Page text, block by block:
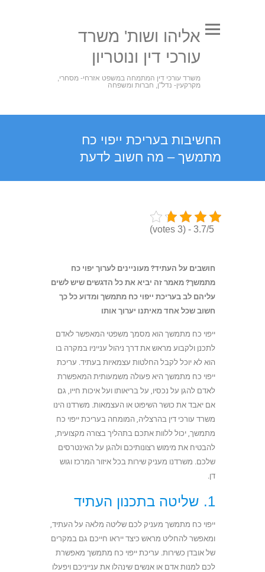
אליהו ושות' משרד
עורכי דין ונוטריון
משרד עורכי דין המתמחה במשפט אזרחי- מסחרי,
מקרקעין- נדל"ן, חברות ומשפחה
החשיבות בעריכת ייפוי כח
מתמשך – מה חשוב לדעת
3.7/5 - (3 votes)
חושבים על העתיד? מעוניינים לערוך יפוי כח
מתמשך? מאמר זה יביא את כל הדגשים שיש לשים
עליהם לב בעריכת ייפוי כח מתמשך ומדוע כל כך
חשוב שכל אחד מאיתנו יערוך אותו
ייפוי כח מתמשך הוא מסמך משפטי המאפשר לאדם
לתכנן ולקבוע מראש את דרך ניהול ענייניו במקרה בו
הוא לא יוכל לקבל החלטות עצמאיות בעתיד. עריכת
ייפוי כח מתמשך היא פעולה משמעותית המאפשרת
לאדם להגן על נכסיו, על בריאותו ועל איכות חייו, גם
אם יאבד את כושר השיפוט או העצמאות. משרדנו הינו
משרד עורכי דין בהרצליה, המומחה בעריכת ייפוי כח
מתמשך, יכול ללוות אתכם בתהליך בצורה מקצועית,
להבטיח את מימוש רצונותיכם ולהגן על האינטרסים
שלכם. משרדנו מעניק שירות בכל איזור המרכז וגוש
דן.
1. שליטה בתכנון העתיד
ייפוי כח מתמשך מעניק לכם שליטה מלאה על העתיד,
ומאפשר להחליט מראש כיצד ייראו חייכם גם במקרים
של אובדן כשירות. עריכת ייפוי כח מתמשך מאפשרת
לכם למנות אדם או אנשים שינהלו את ענייניכם ויפעלו